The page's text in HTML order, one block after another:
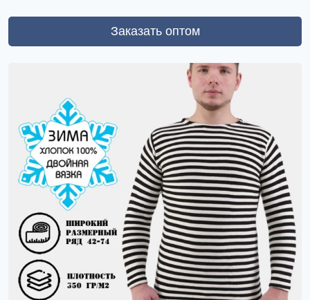
Заказать оптом